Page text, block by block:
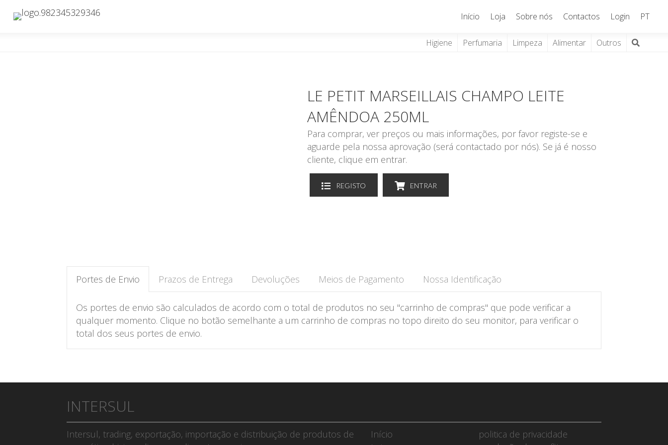
Início Loja Sobre nós Contactos Login PT
Higiene Perfumaria Limpeza Alimentar Outros
LE PETIT MARSEILLAIS CHAMPO LEITE
AMÊNDOA 250ML
Para comprar, ver preços ou mais informações, por favor registe-se e
aguarde pela nossa aprovação (será contactado por nós). Se já é nosso
cliente, clique em entrar.
REGISTO ENTRAR
Portes de Envio Prazos de Entrega Devoluções Meios de Pagamento Nossa Identificação
Os portes de envio são calculados de acordo com o total de produtos no seu "carrinho de compras" que pode verificar a
qualquer momento. Clique no botão semelhante a um carrinho de compras no topo direito do seu monitor, para verificar o
total dos seus portes de envio.
INTERSUL
Intersul, trading, exportação, importação e distribuição de produtos de
Início
politica de privacidade